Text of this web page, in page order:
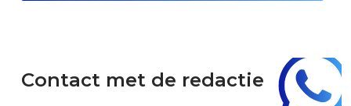
Contact met de redactie